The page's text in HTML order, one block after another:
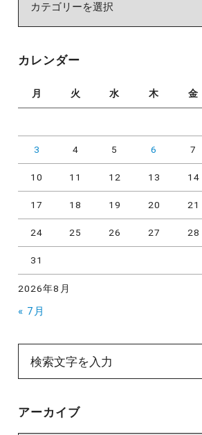
ー
カレンダー
2026年8月
月 火 水 木 金
3 4 5 6 7
10 11 12 13 14
17 18 19 20 21
24 25 26 27 28
31
« 7月
アーカイブ